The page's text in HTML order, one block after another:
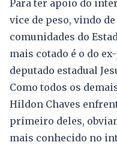
Para ter apoio do
vice de peso, vindo
comunidades do
mais cotado é o do
deputado estadual
Como todos os
Hildon Chaves
primeiro deles,
mais conhecido no